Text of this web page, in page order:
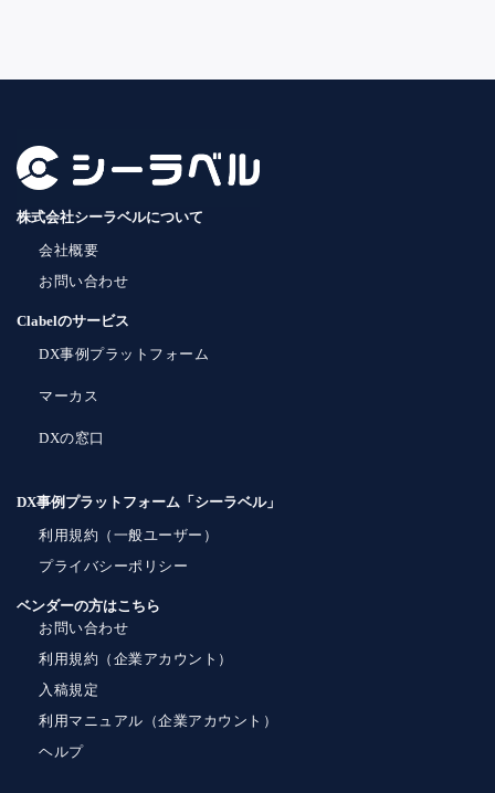
株式会社シーラベルについて
会社概要
お問い合わせ
Clabelのサービス
DX事例プラットフォーム
マーカス
DXの窓口
DX事例プラットフォーム「シーラベル」
利用規約（一般ユーザー）
プライバシーポリシー
ベンダーの方はこちら
お問い合わせ
利用規約（企業アカウント）
入稿規定
利用マニュアル（企業アカウント）
ヘルプ